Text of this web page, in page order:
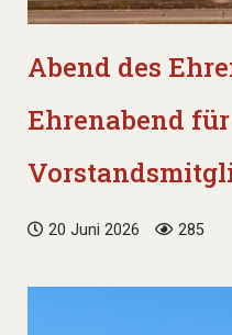
Abend des
Ehrenabend
20 Juni 2026 285